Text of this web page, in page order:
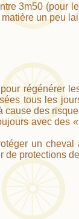
3m50 (pour
un peu
régénérer
tous les
cause des
avec des
un
de protections